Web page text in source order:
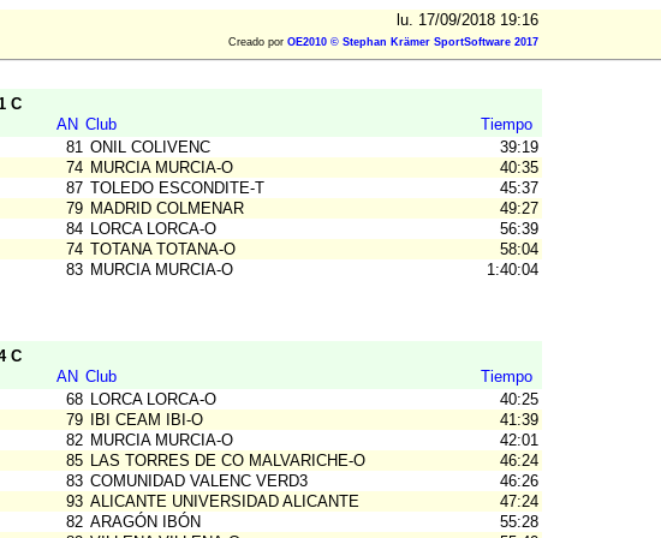
lu. 17/09/2018 19:16
Creado por OE2010 © Stephan Krämer SportSoftware 2017
C
AN Club
Tiempo
81 ONIL COLIVENC
39:19
74 MURCIA MURCIA-O
40:35
87 TOLEDO ESCONDITE-T
45:37
79 MADRID COLMENAR
49:27
84 LORCA LORCA-O
56:39
74 TOTANA TOTANA-O
58:04
83 MURCIA MURCIA-O 1:40:04
C
AN Club
Tiempo
68 LORCA LORCA-O
40:25
79 IBI CEAM IBI-O
41:39
82 MURCIA MURCIA-O
42:01
85 LAS TORRES DE CO MALVARICHE-O
46:24
83 COMUNIDAD VALENC VERD3
46:26
93 ALICANTE UNIVERSIDAD ALICANTE
47:24
82 ARAGÓN IBÓN
55:28